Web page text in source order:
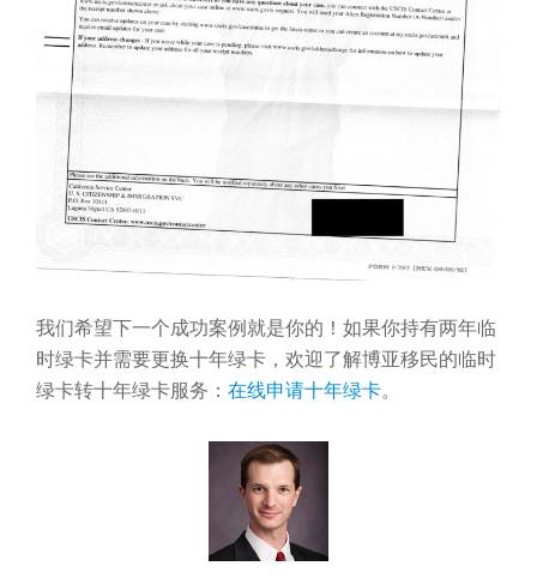
我们希望下一个成功案例就是你的！如果你持有两年临
时绿卡并需要更换十年绿卡，欢迎了解博亚移民的临时
绿卡转十年绿卡服务： 在线申请十年绿卡。